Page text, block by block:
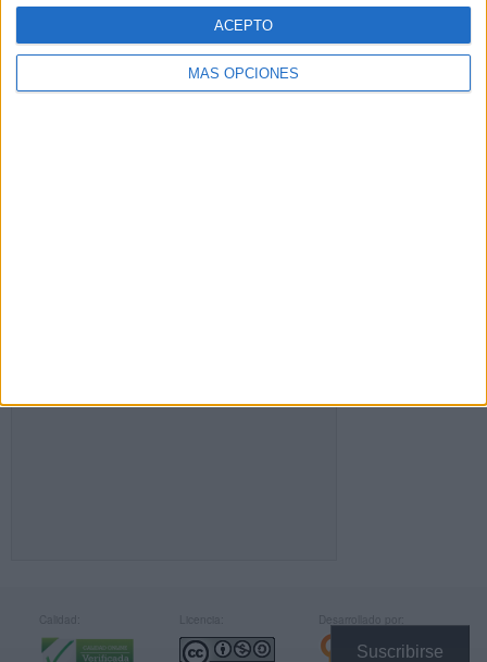
MÁS OPCIONES
ACEPTO
Suscribirse